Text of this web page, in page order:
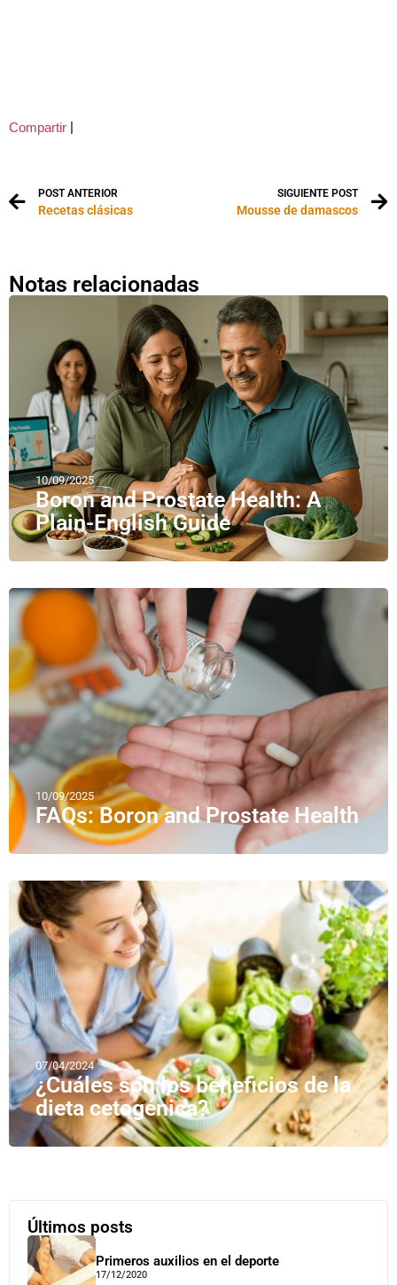
Compartir |
POST ANTERIOR
Recetas clásicas
SIGUIENTE POST
Mousse de damascos
Notas relacionadas
10/09/2025
Boron and Prostate Health: A
Plain-English Guide
10/09/2025
FAQs: Boron and Prostate Health
07/04/2024
¿Cuáles son los beneficios de la
dieta cetogénica?
Últimos posts
Primeros auxilios en el deporte
17/12/2020